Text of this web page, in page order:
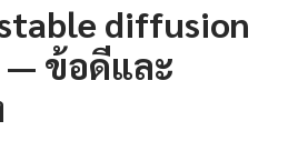
diffusion
— ข้อดีและ